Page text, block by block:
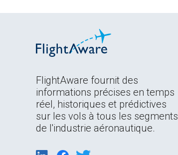
FlightAware fournit des
informations précises en temps
réel, historiques et prédictives
sur les vols à tous les segments
de l'industrie aéronautique.